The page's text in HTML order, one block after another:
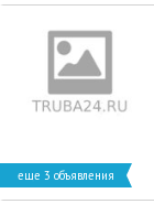
еще 3 объявления